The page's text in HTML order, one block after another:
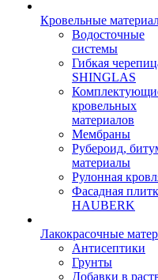
Кровельные
Водосточные
системы
Гибкая
SHINGLAS
кровельных
материалов
Мембраны
Рубероид,
материалы
Рулонная
Фасадная
HAUBERK
Лакокрасочные
Антисептики
Грунты
Добавки в